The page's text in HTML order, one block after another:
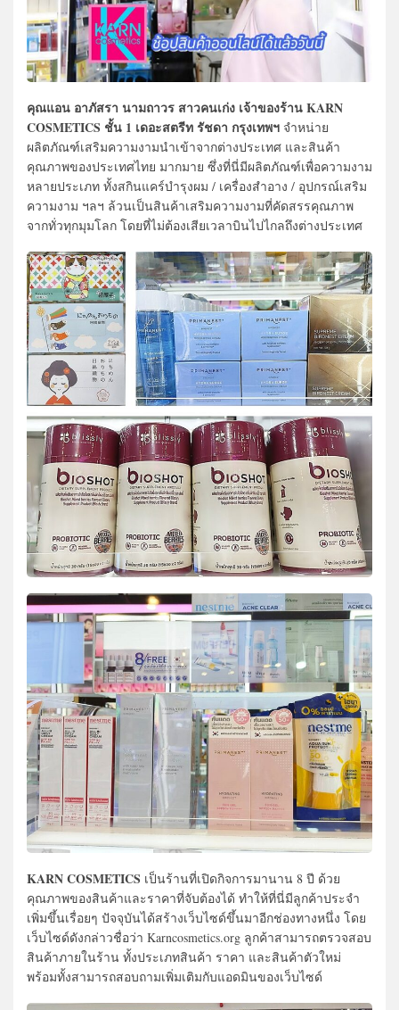
คุณแอน อาภัสรา นามถาวร สาวคนเก่ง เจ้าของร้าน KARN
COSMETICS ชั้น 1 เดอะสตรีท รัชดา กรุงเทพฯ จำหน่าย
ผลิตภัณฑ์เสริมความงามนำเข้าจากต่างประเทศ และสินค้า
คุณภาพของประเทศไทย มากมาย ซึ่งที่นี่มีผลิตภัณฑ์เพื่อความงาม
หลายประเภท ทั้งสกินแคร์บำรุงผม / เครื่องสำอาง / อุปกรณ์เสริม
ความงาม ฯลฯ ล้วนเป็นสินค้าเสริมความงามที่คัดสรรคุณภาพ
จากทั่วทุกมุมโลก โดยที่ไม่ต้องเสียเวลาบินไปไกลถึงต่างประเทศ
KARN COSMETICS เป็นร้านที่เปิดกิจการมานาน 8 ปี ด้วย
คุณภาพของสินค้าและราคาที่จับต้องได้ ทำให้ที่นี่มีลูกค้าประจำ
เพิ่มขึ้นเรื่อยๆ ปัจจุบันได้สร้างเว็บไซด์ขึ้นมาอีกช่องทางหนึ่ง โดย
เว็บไซด์ดังกล่าวชื่อว่า Karncosmetics.org ลูกค้าสามารถตรวจสอบ
สินค้าภายในร้าน ทั้งประเภทสินค้า ราคา และสินค้าตัวใหม่
พร้อมทั้งสามารถสอบถามเพิ่มเติมกับแอดมินของเว็บไซด์